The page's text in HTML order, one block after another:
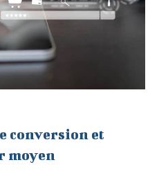
conversion et
moyen